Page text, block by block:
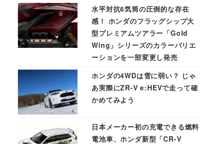
水平対抗6気筒の圧倒的な存在
感！ ホンダのフラッグシップ大
型プレミアムツアラー「Gold
Wing」シリーズのカラーバリエ
ーションを一部変更し発売
ホンダの4WDは雪に弱い？ じゃ
あ実際にZR-V e:HEVで走って確
かめてみよう
日本メーカー初の充電できる燃料
電池車、ホンダ新型「CR-V